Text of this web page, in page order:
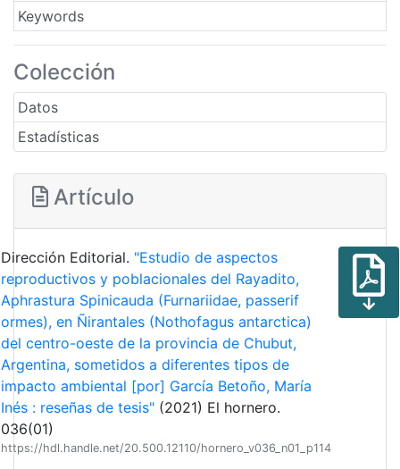
Keywords
Colección
Datos
Estadísticas
Artículo
Dirección Editorial. "Estudio de aspectos
reproductivos y poblacionales del Rayadito,
Aphrastura Spinicauda (Furnariidae, passerif
ormes), en Ñirantales (Nothofagus antarctica)
del centro-oeste de la provincia de Chubut,
Argentina, sometidos a diferentes tipos de
impacto ambiental [por] García Betoño, María
Inés : reseñas de tesis" (2021) El hornero.
036(01)
https://hdl.handle.net/20.500.12110/hornero_v036_n01_p114